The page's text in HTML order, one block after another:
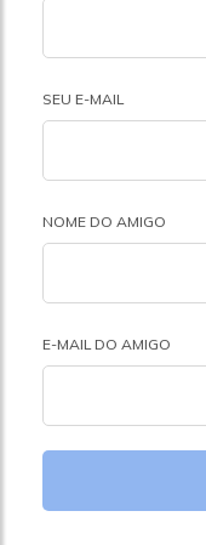
SEU E-MAIL
NOME DO AMIGO
E-MAIL DO AMIGO